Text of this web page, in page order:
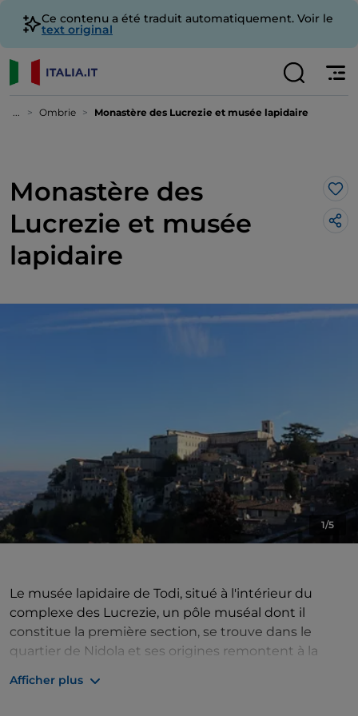
Ce contenu a été traduit automatiquement. Voir le
text original
... Ombrie Monastère des Lucrezie et musée lapidaire
Monastère des
Lucrezie et musée
lapidaire
1/5
Le musée lapidaire de Todi, situé à l'intérieur du
complexe des Lucrezie, un pôle muséal dont il
constitue la première section, se trouve dans le
quartier de Nidola et ses origines remontent à la
légué par Madame Lucrezia della Genga aux sœurs
Afficher plus